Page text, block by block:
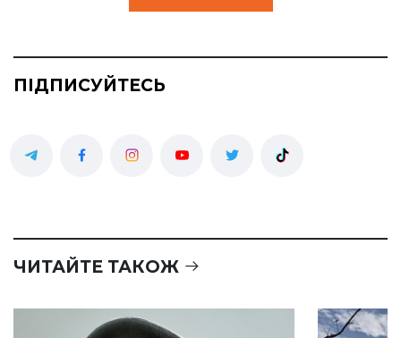
ПІДПИСУЙТЕСЬ
ЧИТАЙТЕ ТАКОЖ